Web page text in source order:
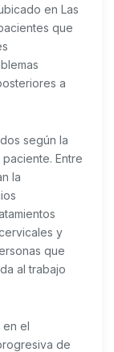
en Las
que
a
según la
Entre
la
y
que
al trabajo
en el
de